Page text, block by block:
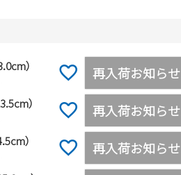
） 再入荷お知らせ
） 再入荷お知らせ
） 再入荷お知らせ